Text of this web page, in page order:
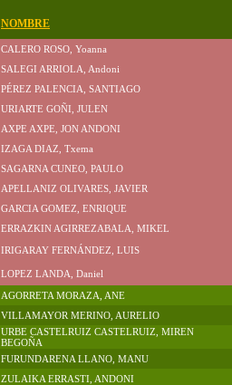
NOMBRE
CALERO ROSO, Yoanna
SALEGI ARRIOLA, Andoni
PÉREZ PALENCIA, SANTIAGO
URIARTE GOÑI, JULEN
AXPE AXPE, JON ANDONI
IZAGA DIAZ, Txema
SAGARNA CUNEO, PAULO
APELLANIZ OLIVARES, JAVIER
GARCIA GOMEZ, ENRIQUE
ERRAZKIN AGIRREZABALA, MIKEL
IRIGARAY FERNÁNDEZ, LUIS
LOPEZ LANDA, Daniel
AGORRETA MORAZA, ANE
VILLAMAYOR MERINO, AURELIO
URBE CASTELRUIZ CASTELRUIZ, MIREN
BEGOÑA
FURUNDARENA LLANO, MANU
ZULAIKA ERRASTI, ANDONI